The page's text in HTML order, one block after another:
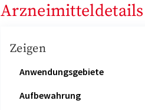
Arzneimitteldetails
Zeigen
Anwendungsgebiete
Aufbewahrung